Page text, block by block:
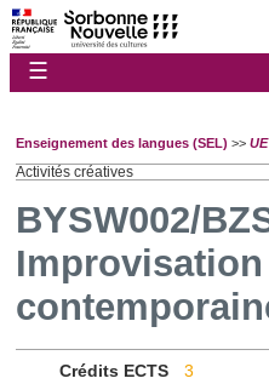
☰
Enseignement des langues (SEL) >>
Activités créatives
BYSW002/
Crédits ECTS
3